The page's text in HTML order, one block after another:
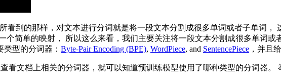
所看到的那样，对文本进行分词就是将一段文本分割成很多单词或者子单词
个简单的映射， 所以这么来看，我们主要关注将一段文本分割成很多单词
类型的分词器： Byte-Pair Encoding (BPE), WordPiece, and SentencePiece ，并且
看文档上相关的分词器，就可以知道预训练模型使用了哪种类型的分词器。